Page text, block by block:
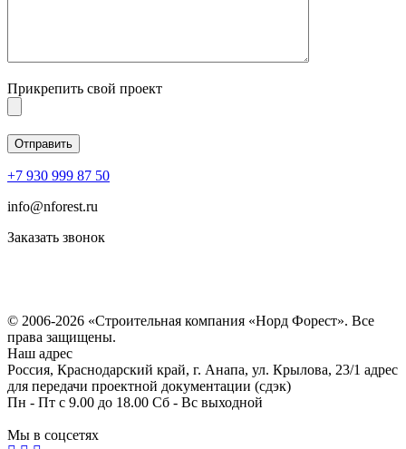
Прикрепить свой проект
+7 930 999 87 50
info@nforest.ru
Заказать звонок
© 2006-2026 «Строительная компания «Норд Форест». Все
права защищены.
Наш адрес
Россия, Краснодарский край, г. Анапа, ул. Крылова, 23/1 адрес
для передачи проектной документации (сдэк)
Пн - Пт с 9.00 до 18.00 Сб - Вс выходной
Мы в соцсетях